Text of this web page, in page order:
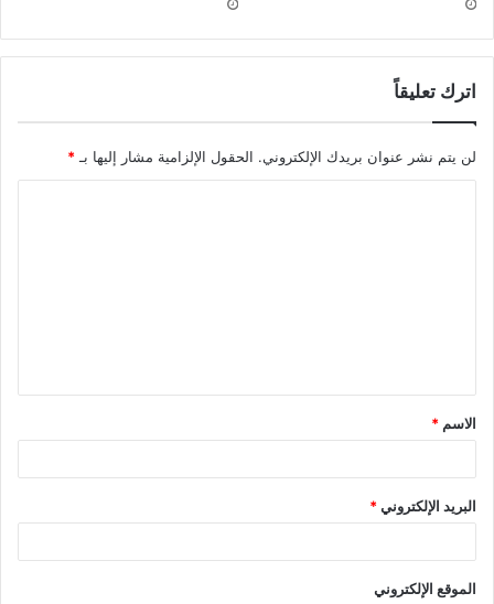
اترك تعليقاً
لن يتم نشر عنوان بريدك الإلكتروني. الحقول الإلزامية مشار إليها بـ *
الاسم *
البريد الإلكتروني*
الموقع الإلكتروني